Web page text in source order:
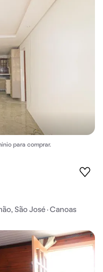
para comprar.
São José · Canoas